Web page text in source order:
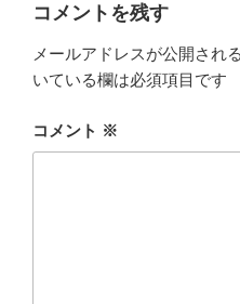
コメントを残す
メールアドレスが公開され
いている欄は必須項目です
コメント ※